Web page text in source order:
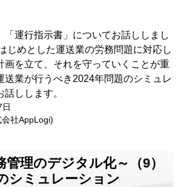
「運行指示書」についてお話ししまし
じめとした運送業の労務問題に対応し
画を立て、それを守っていくことが重
送業が行うべき2024年問題のシミュレ
しします。
社AppLogi)
管理のデジタル化～（9）
シミュレーション